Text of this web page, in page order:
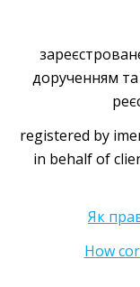
дорученням та
registered by
in behalf of
Як
How